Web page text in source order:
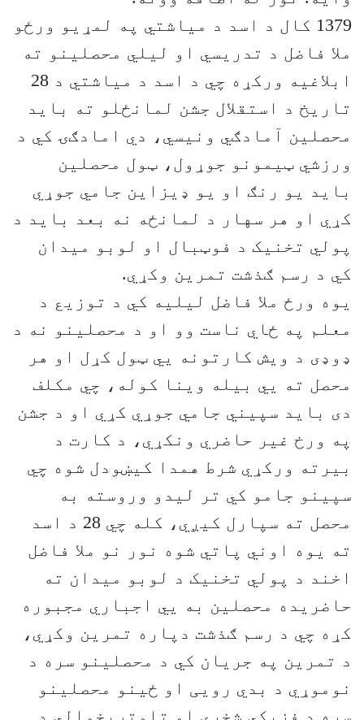
1379 کال د اسد د میاشتي په لمړیو ورځو
ملا فاضل د تدریسي او لیلي محصلینو ته
ابلاغیه ورکړه چي د اسد د میاشتي د 28
تاریخ د استقلال جشن لمانځلو ته باید
محصلین آمادګي ونیسي، دي امادګۍ کي د
ورزشي ټیمونو جوړول، ټول محصلین
باید یو رنګ او یو ډیزاین جامي جوړي
کړي او هر سهار د لمانځه نه بعد باید د
پولي تخنیک د فوټبال او لوبو میدان
کي د رسم ګذشت تمرین وکړي.
یوه ورځ ملا فاضل لیلیه کي د توزیع د
معلم په ځاي ناست وو او د محصلینو نه د
ډوډی د ویش کارتونه يي ټول کړل او هر
محصل ته يي بیله وینا کوله، چي مکلف
دی باید سپیني جامي جوړي کړي او د جشن
په ورخ غیر حاضري ونکړي، د کارت د
بیرته ورکړي شرط همدا کیښودل شوه چي
سپینو جامو کي تر لیدو وروسته به
محصل ته سپارل کیږي، کله چي 28 د اسد
ته یوه اوني پاتي شوه نور نو ملا فاضل
اخند د پولي تخنیک د لوبو میدان ته
حاضریده محصلین به يي اجباري مجبوره
کړه چي د رسم ګذشت دپاره تمرین وکړي،
د تمرین په جریان کي د محصلینو سره د
نوموړي د بدي رويی او ځینو محصلینو
سره د فزيکي شخړي او تاوتریخوالي د